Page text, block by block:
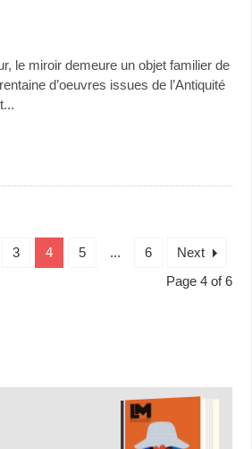
le miroir demeure un objet familier de
d’oeuvres issues de l’Antiquité
3 4 5 ... 6
Next
Page 4 of 6